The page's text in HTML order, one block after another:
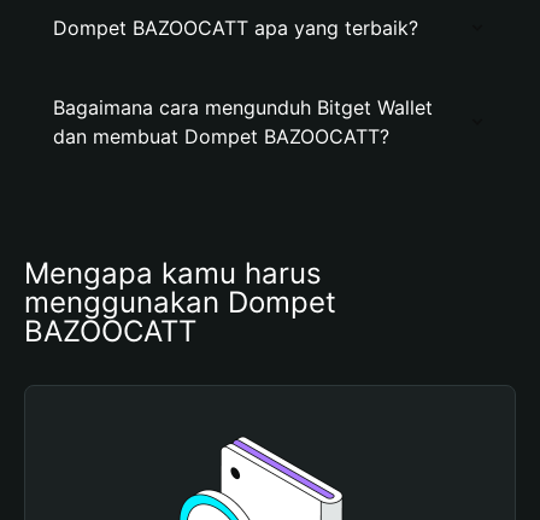
Dompet BAZOOCATT apa yang terbaik?
Bagaimana cara mengunduh Bitget Wallet
dan membuat Dompet BAZOOCATT?
Mengapa kamu harus
menggunakan Dompet
BAZOOCATT